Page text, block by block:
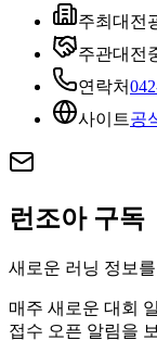
주최 대전
주관대전
연락처
사이트공
런조아 구독
새로운 러닝 정보
매주 새로운 대회
접수 오픈 알림을